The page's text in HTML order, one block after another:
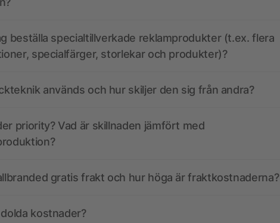
beställa specialtillverkade reklamprodukter (t.ex. flera
specialfärger, storlekar och produkter)?
används och hur skiljer den sig från andra?
priority? Vad är skillnaden jämfört med
gratis frakt och hur höga är fraktkostnaderna?
kostnader?